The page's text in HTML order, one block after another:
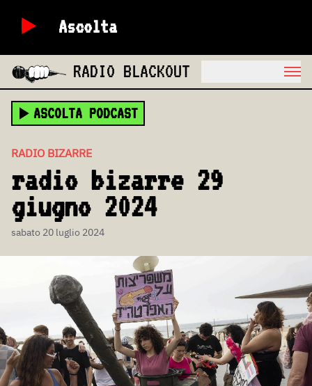
Ascolta
RADIO BLACKOUT
ASCOLTA PODCAST
RADIO BIZARRE
radio bizarre 29
giugno 2024
sabato 20 luglio 2024